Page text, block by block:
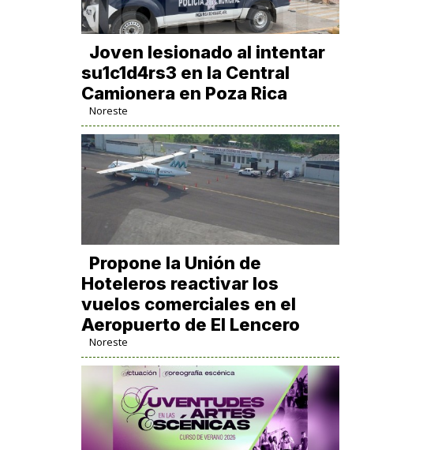
Joven lesionado al intentar
su1c1d4rs3 en la Central
Camionera en Poza Rica
Noreste
Propone la Unión de
Hoteleros reactivar los
vuelos comerciales en el
Aeropuerto de El Lencero
Noreste